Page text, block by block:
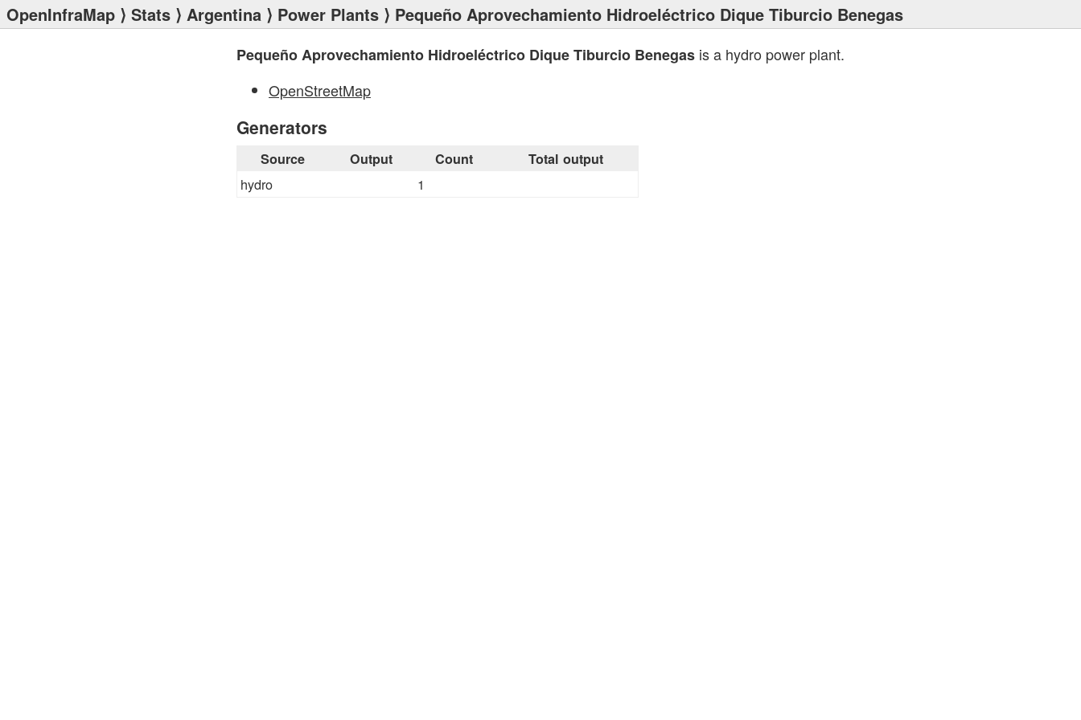
OpenInfraMap ⟩ Stats ⟩ Argentina ⟩ Power Plants ⟩ Pequeño Aprovechamiento Hidroeléctrico Dique Tiburcio Benegas
Pequeño Aprovechamiento Hidroeléctrico Dique Tiburcio Benegas is a hydro power plant.
OpenStreetMap
Generators
Source Output Count Total output
hydro 1